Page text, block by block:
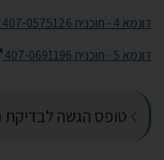
דוגמא 4 - תוכנית 407-0575126
דוגמא 5 - תוכנית 407-0691196
טופס הגשה לבדיקת